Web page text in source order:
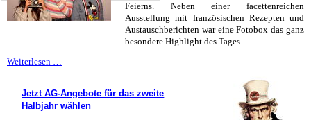
Kontakt
Feierns. Neben einer facettenreichen
Ausstellung mit französischen Rezepten und
Austauschberichten war eine Fotobox das ganz
besondere Highlight des Tages...
Weiterlesen …
allemande!
Jetzt AG-Angebote für das zweite
Halbjahr wählen